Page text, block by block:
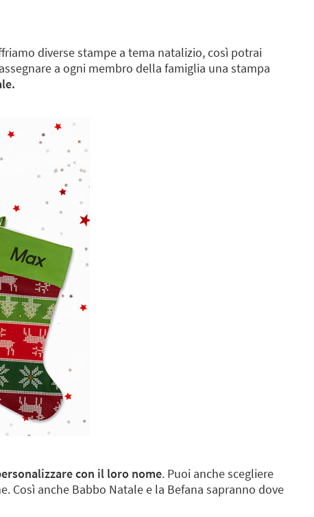
diverse stampe a tema natalizio, così potrai
a ogni membro della famiglia una stampa
con il loro nome. Puoi anche scegliere
Così anche Babbo Natale e la Befana sapranno dove